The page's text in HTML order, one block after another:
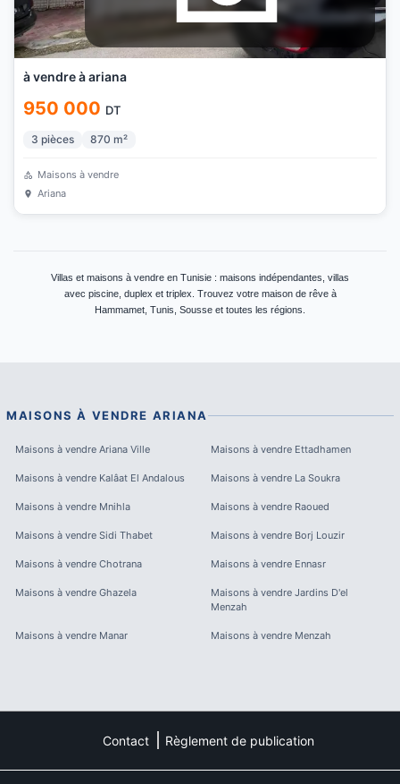
à vendre à ariana
950 000 DT
3 pièces 870 m²
Maisons à vendre
Ariana
Villas et maisons à vendre en Tunisie : maisons indépendantes, villas
avec piscine, duplex et triplex. Trouvez votre maison de rêve à
Hammamet, Tunis, Sousse et toutes les régions.
MAISONS À VENDRE ARIANA
Maisons à vendre Ariana Ville Maisons à vendre Ettadhamen
Maisons à vendre Kalâat El Andalous Maisons à vendre La Soukra
Maisons à vendre Mnihla Maisons à vendre Raoued
Maisons à vendre Sidi Thabet Maisons à vendre Borj Louzir
Maisons à vendre Chotrana Maisons à vendre Ennasr
Maisons à vendre Ghazela Maisons à vendre Jardins D'el
Menzah
Maisons à vendre Manar Maisons à vendre Menzah
Contact Règlement de publication